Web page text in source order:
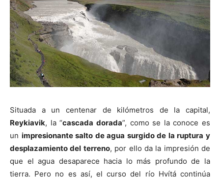
Situada a un centenar de kilómetros de la capital,
Reykiavik, la “cascada dorada”, como se la conoce es
un impresionante salto de agua surgido de la ruptura y
desplazamiento del terreno, por ello da la impresión de
que el agua desaparece hacia lo más profundo de la
tierra. Pero no es así, el curso del río Hvítá continúa